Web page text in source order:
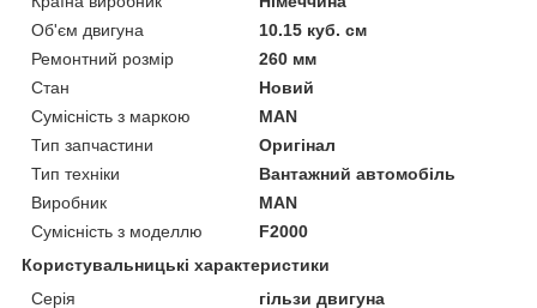
Об'єм двигуна
10.15 куб. см
Ремонтний розмір
260 мм
Стан
Новий
Сумісність з маркою
MAN
Тип запчастини
Оригінал
Тип техніки
Вантажний автомобіль
Виробник
MAN
Сумісність з моделлю
F2000
Користувальницькі характеристики
Серія
гільзи двигуна